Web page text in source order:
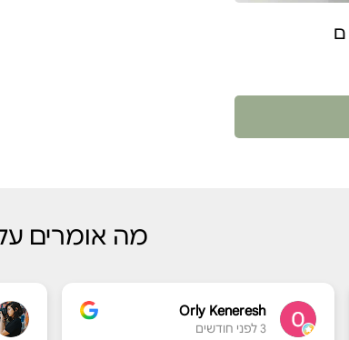
מה אומרים
Orly Keneresh
3 לפני חודשים